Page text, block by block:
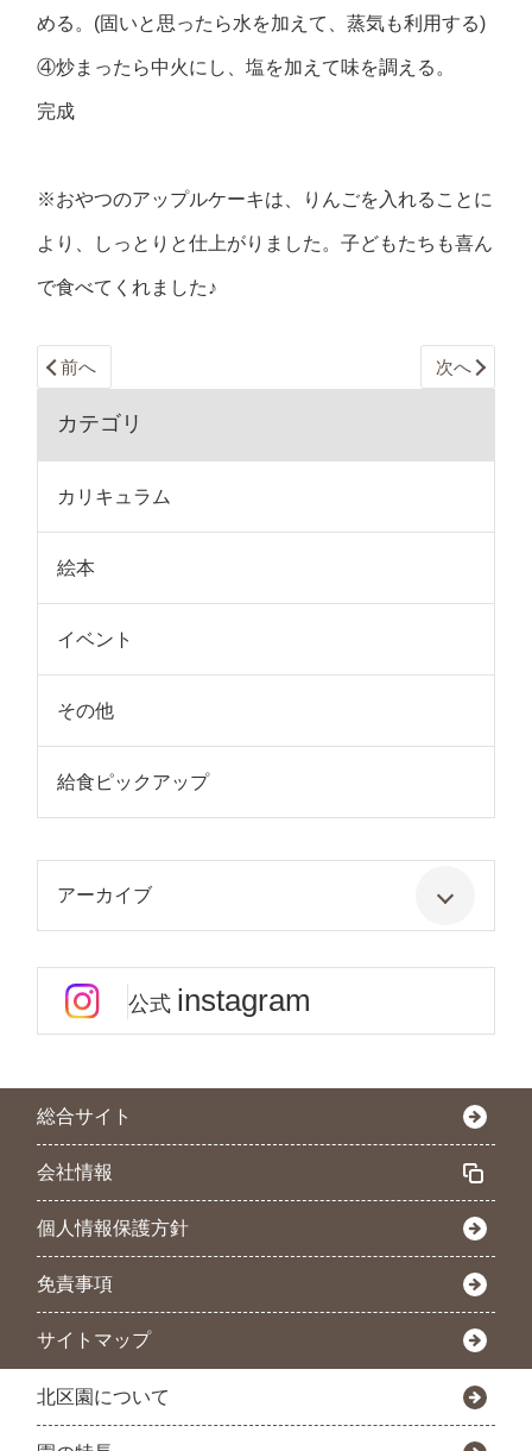
める。(固いと思ったら水を加えて、蒸気も利用する)
④炒まったら中火にし、塩を加えて味を調える。
完成
※おやつのアップルケーキは、りんごを入れることに
より、しっとりと仕上がりました。子どもたちも喜ん
で食べてくれました♪
前へ 次へ
カテゴリ
カリキュラム
絵本
イベント
その他
給食ピックアップ
アーカイブ
公式 instagram
総合サイト
会社情報
個人情報保護方針
免責事項
サイトマップ
北区園について